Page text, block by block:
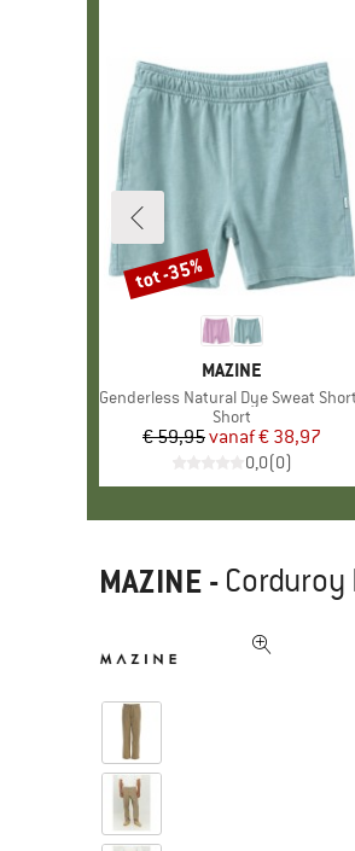
MERK
MAZINE
Artikel
Genderless Natural Dye Sweat
Productgroep
Short
Prijs
€ 59,95 Verlaagde prijs
vanaf€ 38,97
0,0(0)
Korting
tot -35%
MAZINE -